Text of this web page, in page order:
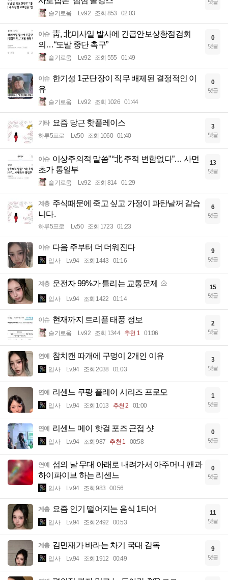
슬기로움 Lv.92 조회 853 02:03
댓글
이슈 靑, 北미사일 발사에 긴급안보상황점검회
의…“도발 중단 촉구”
슬기로움 Lv.92 조회 555 01:49
0
댓글
이슈 한기성 1군단장이 직무 배제된 결정적인 이
유
슬기로움 Lv.92 조회 1026 01:44
0
댓글
기타 요즘 당근 핫플레이스
하루5프로 Lv.50 조회 1060 01:40
3
댓글
이슈 이상주의적 말씀” “北 주적 변함없다”… 사면
초가 통일부
슬기로움 Lv.92 조회 814 01:29
13
댓글
계층 주식때문에 죽고 싶고 가정이 파탄날꺼 같습
니다.
하루5프로 Lv.50 조회 1723 01:23
6
댓글
이슈 다음 주부터 더 더워진다
입사 Lv.94 조회 1443 01:16
9
댓글
계층 운전자 99%가 틀리는 교통문제
입사 Lv.94 조회 1422 01:14
15
댓글
이슈 현재까지 트리플 태풍 정보
슬기로움 Lv.92 조회 1344 추천 1 01:06
2
댓글
연예 참치캔 따개에 구멍이 2개인 이유
입사 Lv.94 조회 2038 01:03
3
댓글
연예 리센느 쿠팡 플레이 시리즈 프로모
입사 Lv.94 조회 1013 추천 2 01:00
1
댓글
연예 리센느 메이 핫걸 포즈 근접 샷
입사 Lv.94 조회 987 추천 1 00:58
0
댓글
연예
섬의 날 무대 아래로 내려가서 아주머니 팬과
하이파이브 하는 리센느
입사 Lv.94 조회 983 00:56
0
댓글
계층 요즘 인기 떨어지는 음식 1티어
입사 Lv.94 조회 2492 00:53
11
댓글
계층 김민재가 바라는 차기 국대 감독
입사 Lv.94 조회 1912 00:49
9
댓글